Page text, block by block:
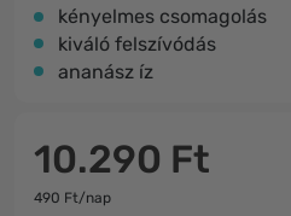
kényelmes csomagolás
kiváló felszívódás
ananász íz
10.290 Ft
490 Ft/nap